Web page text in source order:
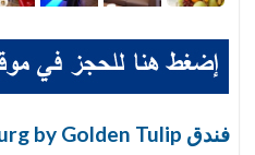
فندق Hotel Domicil Hamburg by Golden Tulip